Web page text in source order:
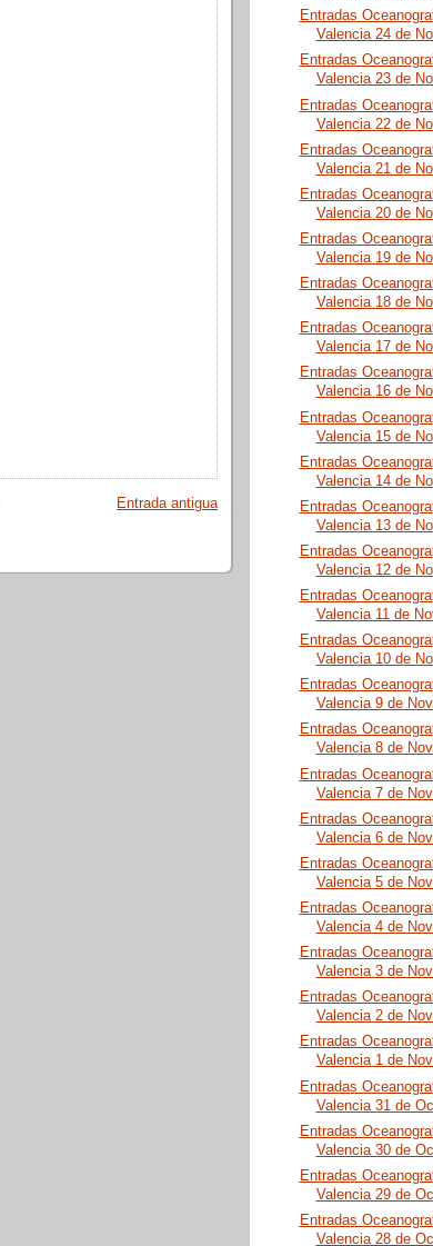
Entrada antigua
Entradas
Valencia 24 de
Entradas
Valencia 23 de
Entradas
Valencia 22 de
Entradas
Valencia 21 de
Entradas
Valencia 20 de
Entradas
Valencia 19 de
Entradas
Valencia 18 de
Entradas
Valencia 17 de
Entradas
Valencia 16 de
Entradas
Valencia 15 de
Entradas
Valencia 14 de
Entradas
Valencia 13 de
Entradas
Valencia 12 de
Entradas
Valencia 11 de
Entradas
Valencia 10 de
Entradas
Valencia 9 de
Entradas
Valencia 8 de
Entradas
Valencia 7 de
Entradas
Valencia 6 de
Entradas
Valencia 5 de
Entradas
Valencia 4 de
Entradas
Valencia 3 de
Entradas
Valencia 2 de
Entradas
Valencia 1 de
Entradas
Valencia 31 de
Entradas
Valencia 30 de
Entradas
Valencia 29 de
Entradas
Valencia 28 de